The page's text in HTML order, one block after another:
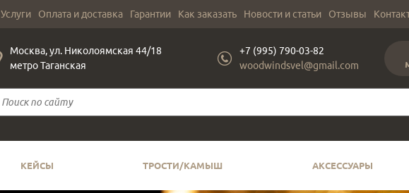
Услуги Оплата и доставка Гарантии Как заказать Новости и статьи Отзывы
Москва, ул. Николоямская 44/18
метро Таганская
+7 (995) 790-03-82
woodwindsvel@gmail.com
КЕЙСЫ ТРОСТИ/КАМЫШ АКСЕССУАРЫ